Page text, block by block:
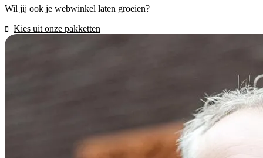
Wil jij ook je webwinkel laten groeien?
Kies uit onze pakketten